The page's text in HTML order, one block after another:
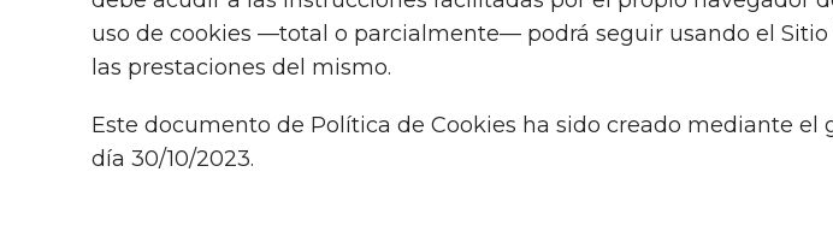
uso de cookies —total o parcialmente— podrá seguir usando el
las prestaciones del mismo.
Este documento de Política de Cookies ha sido creado mediante el
día 30/10/2023.